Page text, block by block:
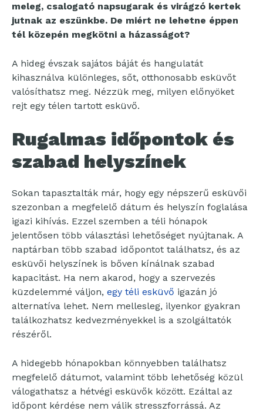
meleg, csalogató napsugarak és virágzó kertek
jutnak az eszünkbe. De miért ne lehetne éppen
tél közepén megkötni a házasságot?
A hideg évszak sajátos báját és hangulatát
kihasználva különleges, sőt, otthonosabb esküvőt
valósíthatsz meg. Nézzük meg, milyen előnyöket
rejt egy télen tartott esküvő.
Rugalmas időpontok és
szabad helyszínek
Sokan tapasztalták már, hogy egy népszerű esküvői
szezonban a megfelelő dátum és helyszín foglalása
igazi kihívás. Ezzel szemben a téli hónapok
jelentősen több választási lehetőséget nyújtanak. A
naptárban több szabad időpontot találhatsz, és az
esküvői helyszínek is bőven kínálnak szabad
kapacitást. Ha nem akarod, hogy a szervezés
küzdelemmé váljon, egy téli esküvő igazán jó
alternatíva lehet. Nem mellesleg, ilyenkor gyakran
találkozhatsz kedvezményekkel is a szolgáltatók
részéről.
A hidegebb hónapokban könnyebben találhatsz
megfelelő dátumot, valamint több lehetőség közül
válogathatsz a hétvégi esküvők között. Ezáltal az
időpont kérdése nem válik stresszforrássá. Az